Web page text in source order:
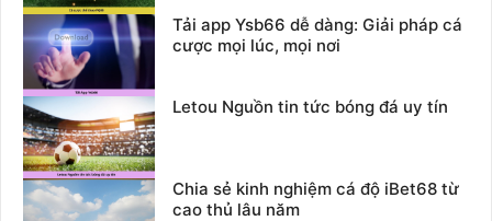
Tải app Ysb66 dễ dàng: Giải pháp cá
cược mọi lúc, mọi nơi
Letou Nguồn tin tức bóng đá uy tín
Chia sẻ kinh nghiệm cá độ iBet68 từ
cao thủ lâu năm